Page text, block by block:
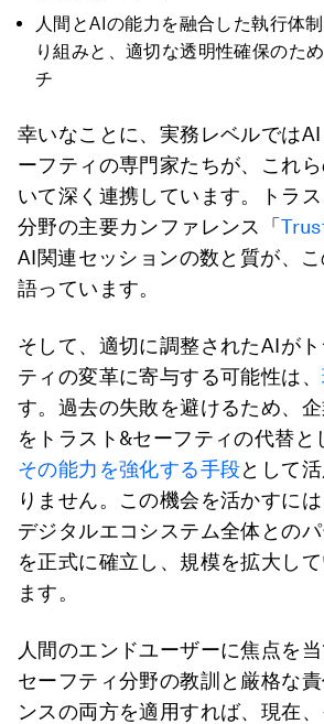
人間とAIの能力を融合した執行体
り組みと、適切な透明性確保のた
チ
幸いなことに、実務レベルでは
ーフティの専門家たちが、これ
いて深く連携しています。トラ
分野の主要カンファレンス「
AI関連セッションの数と質が、
語っています。
そして、適切に調整されたAIが
ティの変革に寄与する可能性は、
す。過去の失敗を避けるため、
をトラスト&セーフティの代替と
その能力を強化する手段として
りません。この機会を活かすに
デジタルエコシステム全体との
を正式に確立し、規模を拡大し
ます。
人間のエンドユーザーに焦点を
セーフティ分野の教訓と厳格な
ンスの両方を適用すれば、現在